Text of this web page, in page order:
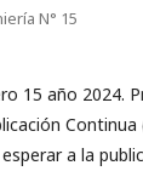
N° 15
15 año 2024.
a la